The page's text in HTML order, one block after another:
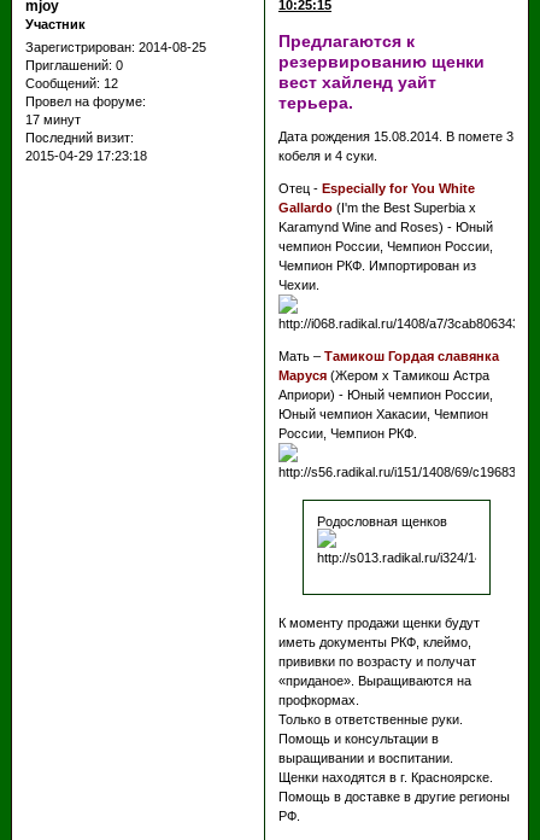
10:25:15
mjoy
Участник
Зарегистрирован: 2014-08-25
Приглашений: 0
Сообщений: 12
Провел на форуме:
17 минут
Последний визит:
2015-04-29 17:23:18
Предлагаются к
резервированию щенки
вест хайленд уайт
терьера.
Дата рождения 15.08.2014. В помете 3
кобеля и 4 суки.
Отец - Especially for You White
Gallardo(I'm the Best Superbia x
Karamynd Wine and Roses) - Юный
чемпион России, Чемпион России,
Чемпион РКФ. Импортирован из
Чехии.
Мать – Тамикош Гордая славянка
Маруся (Жером х Тамикош Астра
Априори) - Юный чемпион России,
Юный чемпион Хакасии, Чемпион
России, Чемпион РКФ.
Родословная щенков
К моменту продажи щенки будут
иметь документы РКФ, клеймо,
прививки по возрасту и получат
«приданое». Выращиваются на
профкормах.
Только в ответственные руки.
Помощь и консультации в
выращивании и воспитании.
Щенки находятся в г. Красноярске.
Помощь в доставке в другие регионы
РФ.